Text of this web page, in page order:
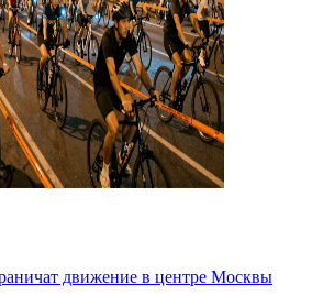
движение в центре Москвы